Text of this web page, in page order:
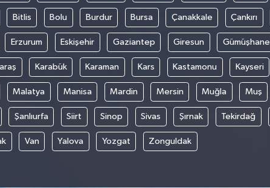
Bitlis Bolu Burdur Bursa Çanakkale Çankırı
Erzurum Eskişehir Gaziantep Giresun Gümüşhane
Karabük Karaman Kars Kastamonu Kayseri
Malatya Manisa Mardin Mersin Muğla Muş
Şanlıurfa Siirt Sinop Sivas Şırnak Tekirdağ
Van Yalova Yozgat Zonguldak